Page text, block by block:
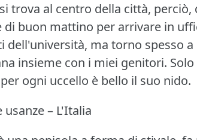
trova al centro della città,
di buon mattino per arrivare in
dell'università, ma torno spesso
insieme con i miei genitori.
ogni uccello è bello il suo nido.
usanze – L'Italia